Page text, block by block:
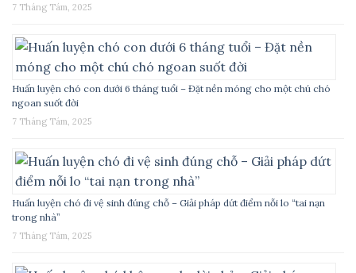
7 Tháng Tám, 2025
Huấn luyện chó con dưới 6 tháng tuổi – Đặt nền móng cho một chú chó
ngoan suốt đời
7 Tháng Tám, 2025
Huấn luyện chó đi vệ sinh đúng chỗ – Giải pháp dứt điểm nỗi lo “tai nạn
trong nhà”
7 Tháng Tám, 2025